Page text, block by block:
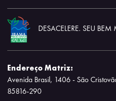
DESACELERE. SEU
Endereço Matriz:
Avenida Brasil, 1406 - São
85816-290